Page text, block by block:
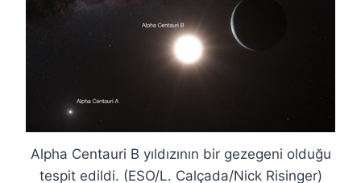
Alpha Centauri B yıldızının bir gezegeni olduğu
tespit edildi. (ESO/L. Calçada/Nick Risinger)